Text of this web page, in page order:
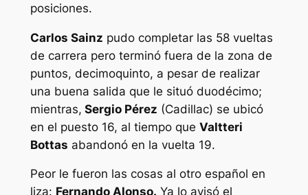
posiciones.
Carlos Sainz pudo completar las 58 vueltas
de carrera pero terminó fuera de la zona de
puntos, decimoquinto, a pesar de realizar
una buena salida que le situó duodécimo;
mientras, Sergio Pérez (Cadillac) se ubicó
en el puesto 16, al tiempo que Valtteri
Bottas abandonó en la vuelta 19.
Peor le fueron las cosas al otro español en
liza: Fernando Alonso. Ya lo avisó el